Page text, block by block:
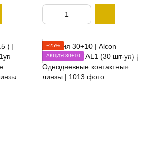
−25%
АКЦИЯ 30+10